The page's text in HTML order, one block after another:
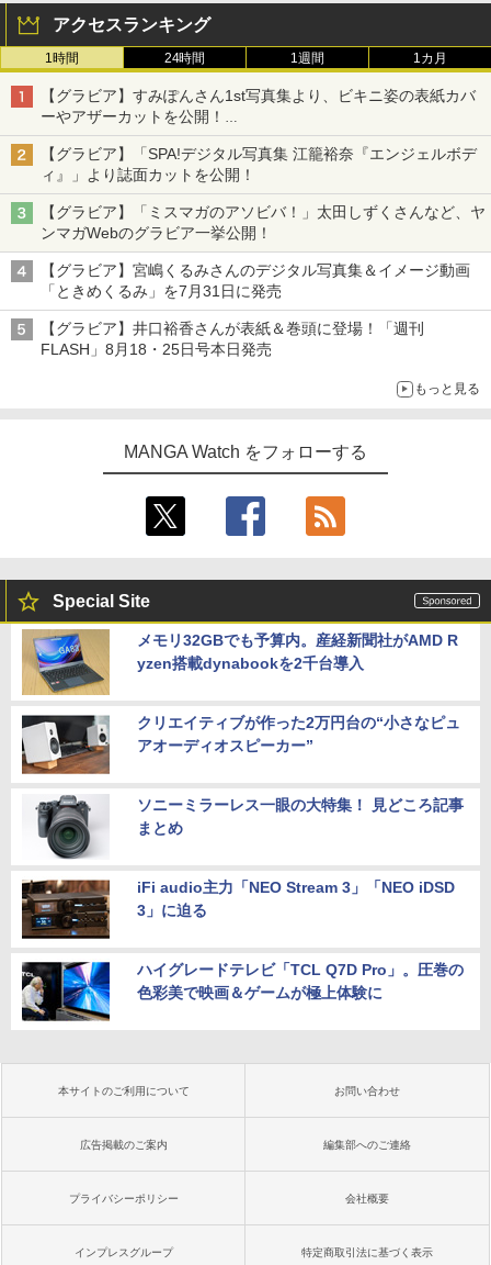
アクセスランキング
1時間 24時間 1週間 1カ月
【グラビア】すみぽんさん1st写真集より、ビキニ姿の表紙カバ
ーやアザーカットを公開！
タイトルは「offcourt（オフコート）」に決定
【グラビア】「SPA!デジタル写真集 江籠裕奈『エンジェルボデ
ィ』」より誌面カットを公開！
【グラビア】「ミスマガのアソビバ！」太田しずくさんなど、ヤ
ンマガWebのグラビア一挙公開！
【グラビア】宮嶋くるみさんのデジタル写真集＆イメージ動画
「ときめくるみ」を7月31日に発売
【グラビア】井口裕香さんが表紙＆巻頭に登場！「週刊
FLASH」8月18・25日号本日発売
もっと見る
MANGA Watch をフォローする
Special Site
メモリ32GBでも予算内。産経新聞社がAMD R
yzen搭載dynabookを2千台導入
クリエイティブが作った2万円台の“小さなピュ
アオーディオスピーカー”
ソニーミラーレス一眼の大特集！ 見どころ記事
まとめ
iFi audio主力「NEO Stream 3」「NEO iDSD
3」に迫る
ハイグレードテレビ「TCL Q7D Pro」。圧巻の
色彩美で映画＆ゲームが極上体験に
本サイトのご利用について お問い合わせ
広告掲載のご案内 編集部へのご連絡
プライバシーポリシー 会社概要
インプレスグループ 特定商取引法に基づく表示